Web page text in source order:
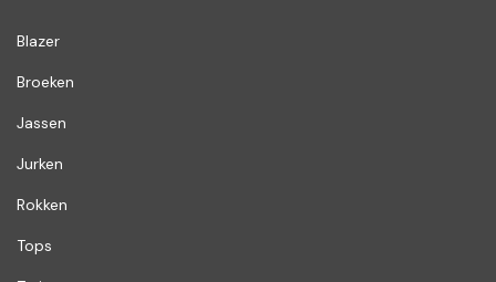
Blazer
Broeken
Jassen
Jurken
Rokken
Tops